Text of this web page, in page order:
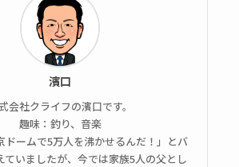
濱口
会社クライフの濱口です。
趣味：釣り、音楽
ドームで5万人を沸かせるんだ！」とバ
ていましたが、今では家族5人の父とし